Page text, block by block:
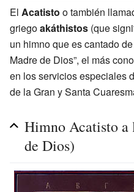
El Acatisto o también
griegoakáthistos (que
un himno que es cantado
Madre de Dios”, el más
en los servicios especiales
de la Gran y Santa
Himno Acatisto a
de Dios)